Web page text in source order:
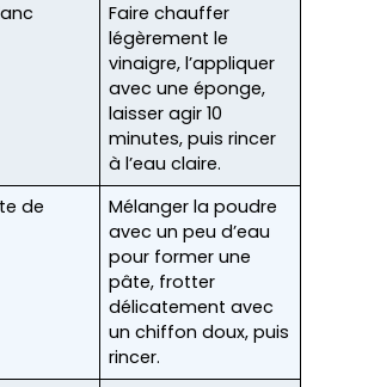
Faire chauffer
légèrement le
vinaigre, l’appliquer
avec une éponge,
laisser agir 10
minutes, puis rincer
à l’eau claire.
de
Mélanger la poudre
avec un peu d’eau
pour former une
pâte, frotter
délicatement avec
un chiffon doux, puis
rincer.